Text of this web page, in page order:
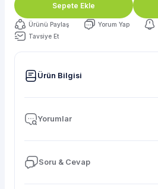
Sepete Ekle
Ürünü Paylaş Yorum Yap
Tavsiye Et
Ürün Bilgisi
Yorumlar
Soru & Cevap